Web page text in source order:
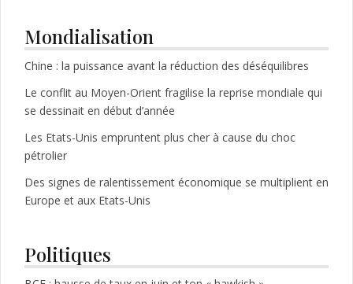
Mondialisation
Chine : la puissance avant la réduction des déséquilibres
Le conflit au Moyen-Orient fragilise la reprise mondiale qui
se dessinait en début d’année
Les Etats-Unis empruntent plus cher à cause du choc
pétrolier
Des signes de ralentissement économique se multiplient en
Europe et aux Etats-Unis
Politiques